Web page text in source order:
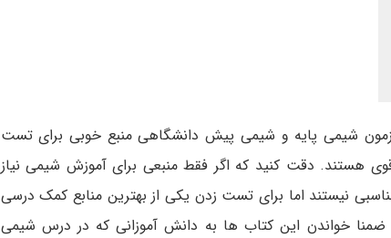
شیمی پایه و شیمی پیش دانشگاهی منبع خوبی برای تست
دقت کنید که اگر فقط منبعی برای آموزش شیمی نیاز
نیستند اما برای تست زدن یکی از بهترین منابع کمک درسی
خواندن این کتاب ها به دانش آموزانی که در درس شیمی